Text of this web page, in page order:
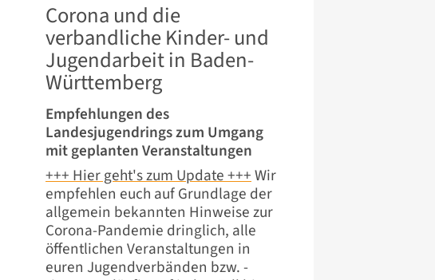
Corona und die
verbandliche Kinder- und
Jugendarbeit in Baden-
Württemberg
Empfehlungen des
Landesjugendrings zum Umgang
mit geplanten Veranstaltungen
+++ Hier geht's zum Update +++Wir
empfehlen euch auf Grundlage der
allgemein bekannten Hinweise zur
Corona-Pandemie dringlich, alle
öffentlichen Veranstaltungen in
euren Jugendverbänden bzw. -